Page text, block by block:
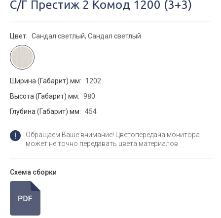
С/Г Престиж 2 Комод 1200 (3+3)
Цвет: Сандал светлый, Сандал светлый
Ширина (Габарит) мм:
1202
Высота (Габарит) мм: 980
Глубина (Габарит) мм: 454
Обращаем Ваше внимание! Цветопередача монитора
может не точно передавать цвета материалов
Схема сборки